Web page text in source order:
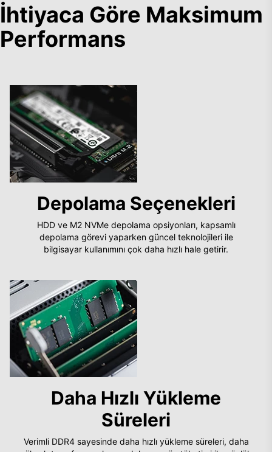
İhtiyaca Göre Maksimum
Performans
Depolama Seçenekleri
HDD ve M2 NVMe depolama opsiyonları, kapsamlı
depolama görevi yaparken güncel teknolojileri ile
bilgisayar kullanımını çok daha hızlı hale getirir.
Daha Hızlı Yükleme
Süreleri
Verimli DDR4 sayesinde daha hızlı yükleme süreleri, daha